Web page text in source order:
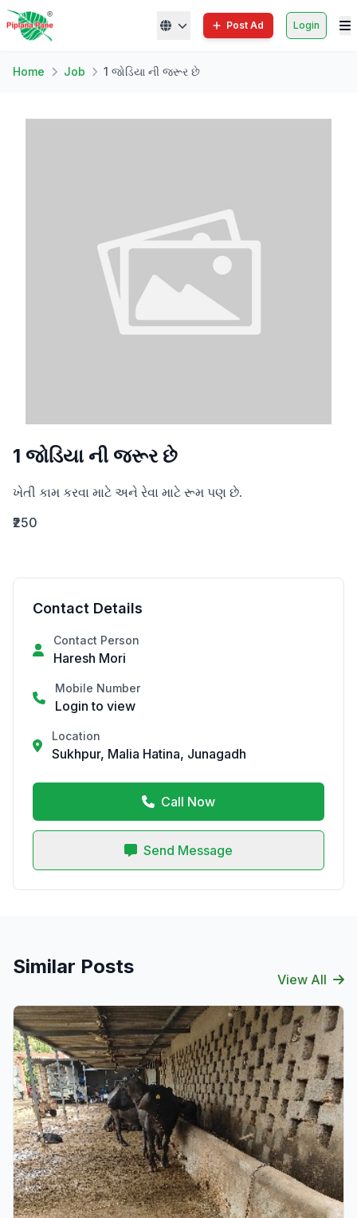
Post Ad Login
Home Job 1 જોડિયા ની જરૂર છે
1 જોડિયા ની જરૂર છે
ખેતી કામ કરવા માટે અને રેવા માટે રૂમ પણ છે.
₹250
Contact Details
Contact Person
Haresh Mori
Mobile Number
Login to view
Location
Sukhpur, Malia Hatina, Junagadh
Call Now
Send Message
Similar Posts
View All